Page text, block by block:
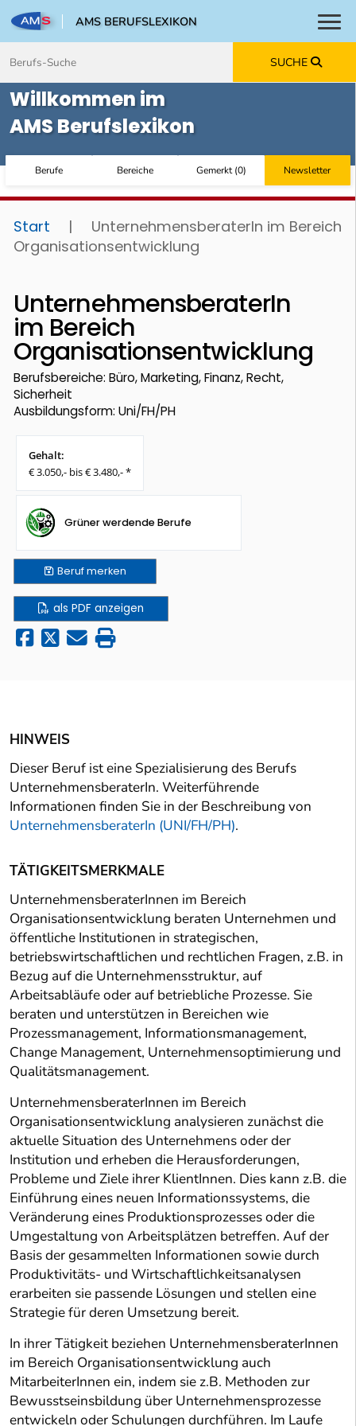
AMS BERUFSLEXIKON
SUCHE
Willkommen im
AMS Berufslexikon
Berufe Bereiche Gemerkt(0) Newsletter
Start |
UnternehmensberaterIn im Bereich
Organisationsentwicklung
UnternehmensberaterIn
im Bereich
Organisationsentwicklung
Berufsbereiche: Büro, Marketing, Finanz, Recht,
Sicherheit
Ausbildungsform: Uni/FH/PH
Gehalt:
€ 3.050,- bis € 3.480,- *
Grüner werdende Berufe
Berufmerken
als PDF anzeigen
HINWEIS
Dieser Beruf ist eine Spezialisierung des Berufs
UnternehmensberaterIn. Weiterführende
Informationen finden Sie in der Beschreibung von
UnternehmensberaterIn (UNI/FH/PH).
TÄTIGKEITSMERKMALE
UnternehmensberaterInnen im Bereich
Organisationsentwicklung beraten Unternehmen und
öffentliche Institutionen in strategischen,
betriebswirtschaftlichen und rechtlichen Fragen, z.B. in
Bezug auf die Unternehmensstruktur, auf
Arbeitsabläufe oder auf betriebliche Prozesse. Sie
beraten und unterstützen in Bereichen wie
Prozessmanagement, Informationsmanagement,
Change Management, Unternehmensoptimierung und
Qualitätsmanagement.
UnternehmensberaterInnen im Bereich
Organisationsentwicklung analysieren zunächst die
aktuelle Situation des Unternehmens oder der
Institution und erheben die Herausforderungen,
Probleme und Ziele ihrer KlientInnen. Dies kann z.B. die
Einführung eines neuen Informationssystems, die
Veränderung eines Produktionsprozesses oder die
Umgestaltung von Arbeitsplätzen betreffen. Auf der
Basis der gesammelten Informationen sowie durch
Produktivitäts- und Wirtschaftlichkeitsanalysen
erarbeiten sie passende Lösungen und stellen eine
Strategie für deren Umsetzung bereit.
In ihrer Tätigkeit beziehen UnternehmensberaterInnen
im Bereich Organisationsentwicklung auch
MitarbeiterInnen ein, indem sie z.B. Methoden zur
Bewusstseinsbildung über Unternehmensprozesse
entwickeln oder Schulungen durchführen. Im Laufe